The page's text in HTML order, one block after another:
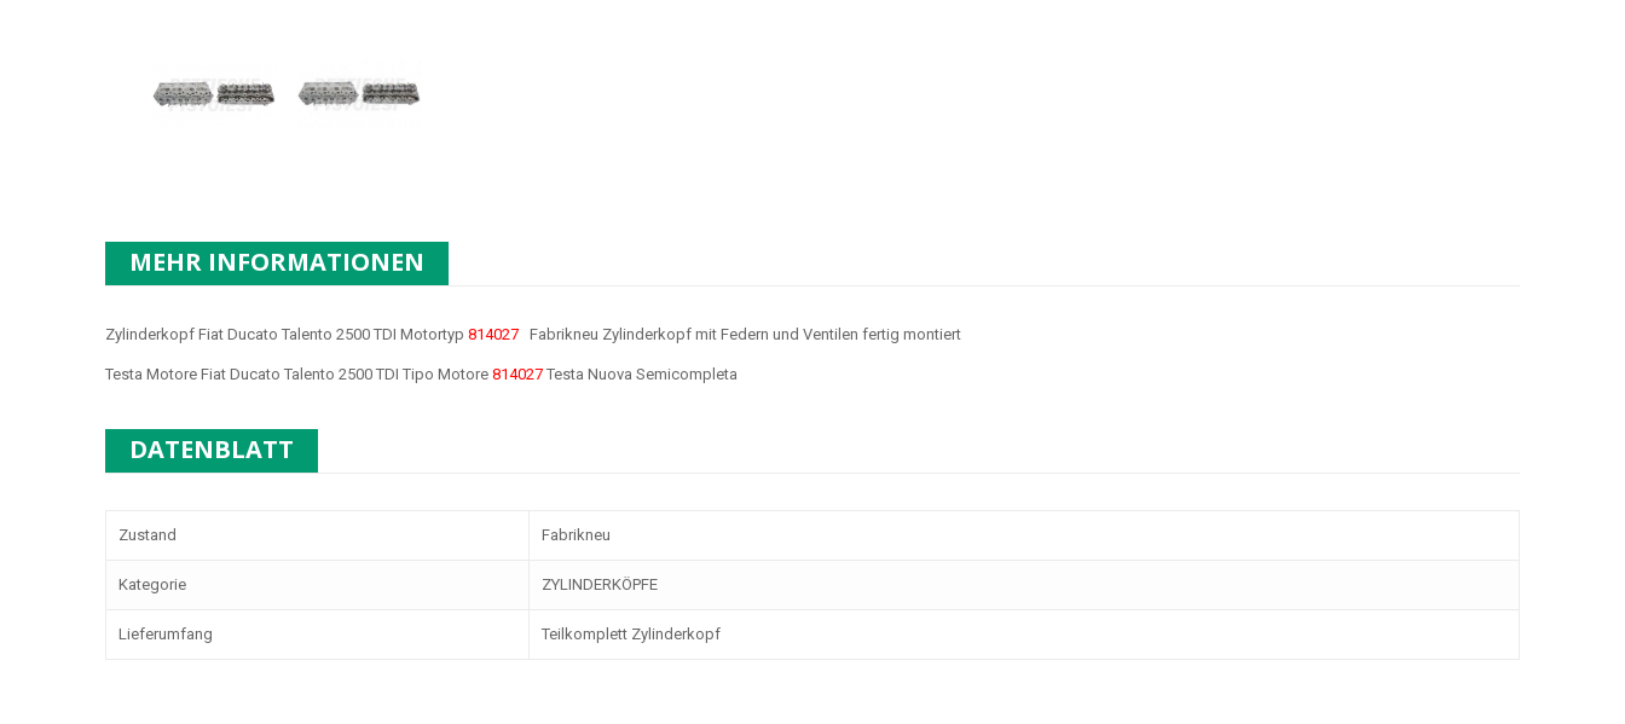
MEHR INFORMATIONEN
Zylinderkopf Fiat Ducato Talento 2500 TDI Motortyp 814027 Fabrikneu Zylinderkopf mit Federn und Ventilen fertig montiert
Testa Motore Fiat Ducato Talento 2500 TDI Tipo Motore 814027 Testa Nuova Semicompleta
DATENBLATT
Zustand Fabrikneu
Kategorie ZYLINDERKÖPFE
Lieferumfang Teilkomplett Zylinderkopf